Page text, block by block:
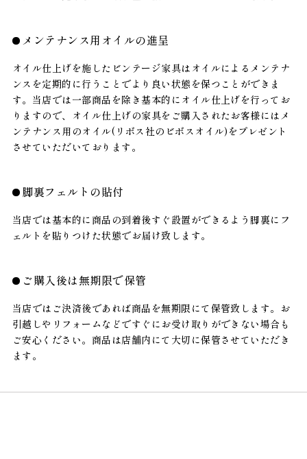
メンテナンス用オイルの進呈
オイル仕上げを施したビンテージ家具はオイルによるメンテナ
ンスを定期的に行うことでより良い状態を保つことができま
す。当店では一部商品を除き基本的にオイル仕上げを行ってお
りますので、オイル仕上げの家具をご購入されたお客様にはメ
ンテナンス用のオイル(リボス社のビボスオイル)をプレゼント
させていただいております。
脚裏フェルトの貼付
当店では基本的に商品の到着後すぐ設置ができるよう脚裏にフ
ェルトを貼りつけた状態でお届け致します。
ご購入後は無期限で保管
当店ではご決済後であれば商品を無期限にて保管致します。お
引越しやリフォームなどですぐにお受け取りができない場合も
ご安心ください。商品は店舗内にて大切に保管させていただき
ます。